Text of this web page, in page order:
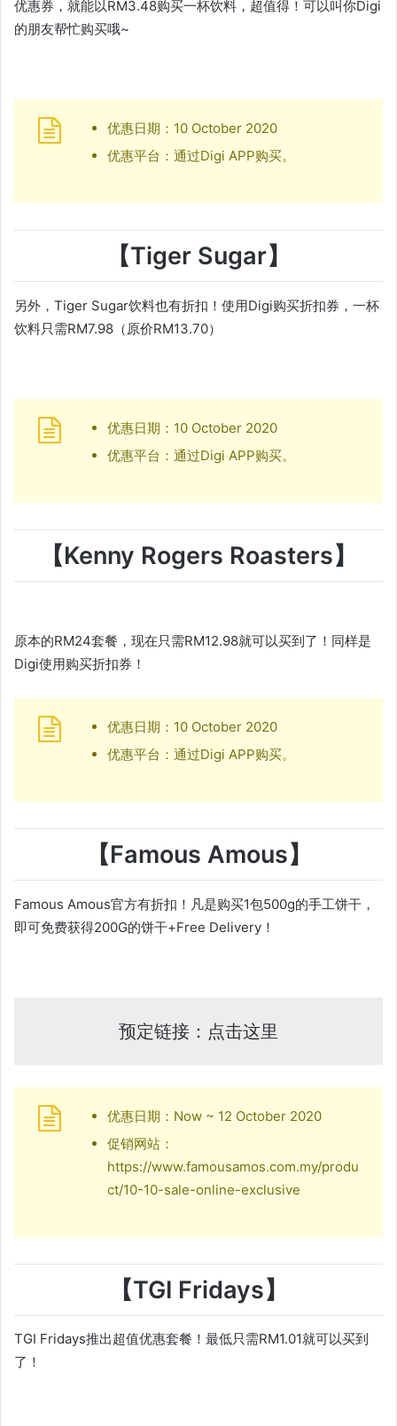
优惠券，就能以RM3.48购买一杯饮料，超值得！可以叫你Digi
的朋友帮忙购买哦~
优惠日期：10 October 2020
优惠平台：通过Digi APP购买。
【Tiger Sugar】
另外，Tiger Sugar饮料也有折扣！使用Digi购买折扣券，一杯
饮料只需RM7.98（原价RM13.70）
优惠日期：10 October 2020
优惠平台：通过Digi APP购买。
【Kenny Rogers Roasters】
原本的RM24套餐，现在只需RM12.98就可以买到了！同样是
Digi使用购买折扣券！
优惠日期：10 October 2020
优惠平台：通过Digi APP购买。
【Famous Amous】
Famous Amous官方有折扣！凡是购买1包500g的手工饼干，
即可免费获得200G的饼干+Free Delivery！
预定链接：点击这里
优惠日期：Now ~ 12 October 2020
促销网站：
https://www.famousamos.com.my/produ
ct/10-10-sale-online-exclusive
【TGI Fridays】
TGI Fridays推出超值优惠套餐！最低只需RM1.01就可以买到
了！